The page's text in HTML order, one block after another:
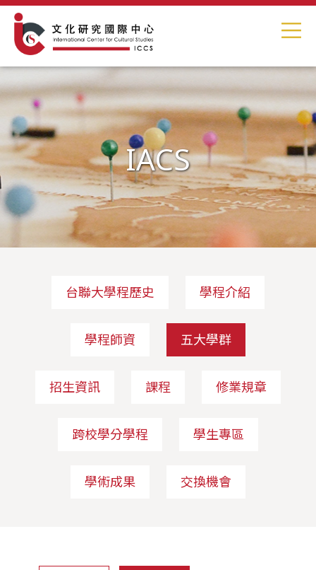
IACS
台聯大學程歷史 學程介紹
學程師資 五大學群
招生資訊 課程 修業規章
跨校學分學程 學生專區
學術成果 交換機會